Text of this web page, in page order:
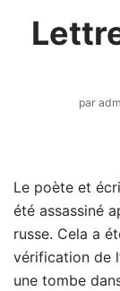
par
Le poète et
été assassiné
russe. Cela a
vérification de
une tombe